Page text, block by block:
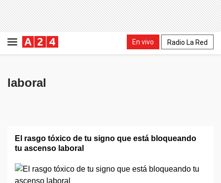
En vivo Radio La Red
laboral
El rasgo tóxico de tu signo que está bloqueando
tu ascenso laboral